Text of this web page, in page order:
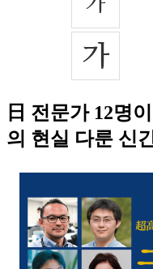
日 전문가 12명
의 현실 다룬 신